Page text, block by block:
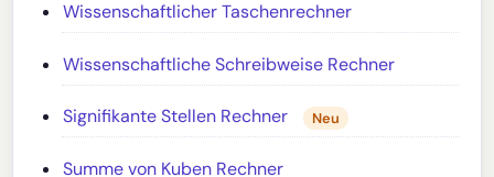
Wissenschaftlicher Taschenrechner
Wissenschaftliche Schreibweise Rechner
Signifikante Stellen Rechner Neu
Summe von Kuben Rechner